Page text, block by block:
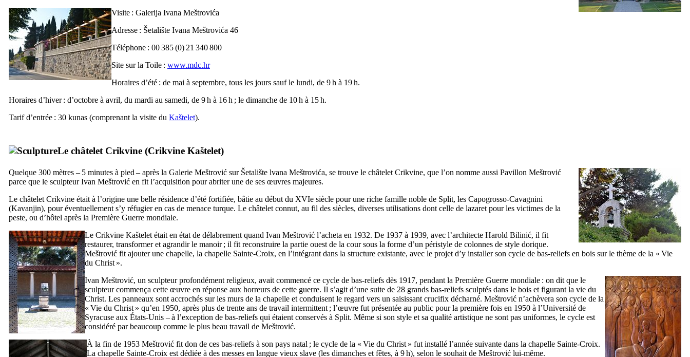
Visite : Galerija Ivana Meštrovića
Adresse : Šetalište Ivana Meštrovića 46
Téléphone : 00 385 (0) 21 340 800
Site sur la Toile : www.mdc.hr
Horaires d’été : de mai à septembre, tous les jours sauf le lundi, de 9 h à 19 h.
Horaires d’hiver : d’octobre à avril, du mardi au samedi, de 9 h à 16 h ; le dimanche de 10 h à 15 h.
Tarif d’entrée : 30 kunas (comprenant la visite du Kaštelet).
Le châtelet Crikvine (Crikvine Kaštelet)
Quelque 300 mètres – 5 minutes à pied – après la Galerie Meštrović sur Šetalište lvana Meštrovića, se trouve le châtelet Crikvine, que l’on nomme aussi Pavillon Meštrović
parce que le sculpteurIvan Meštrović en fit l’acquisition pour abriter une de ses œuvres majeures.
Le châtelet Crikvine était à l’origine une belle résidence d’été fortifiée, bâtie au début du XVIe siècle pour une riche famille noble de Split, les Capogrosso-Cavagnini
(Kavanjin), pour éventuellement s’y réfugier en cas de menace turque. Le châtelet connut, au fil des siècles, diverses utilisations dont celle de lazaret pour les victimes de la
peste, ou d’hôtel après la Première Guerre mondiale.
Le Crikvine Kaštelet était en état de délabrement quand Ivan Meštrović l’acheta en 1932. De 1937 à 1939, avec l’architecte Harold Bilinić, il fit
restaurer, transformer et agrandir le manoir ; il fit reconstruire la partie ouest de la cour sous la forme d’un péristyle de colonnes de style dorique.
Meštrović fit ajouter une chapelle, la chapelle Sainte-Croix, en l’intégrant dans la structure existante, avec le projet d’y installer son cycle de bas-reliefs en bois sur le thème de la « Vie
du Christ ».
Ivan Meštrović, un sculpteur profondément religieux, avait commencé ce cycle de bas-reliefs dès 1917, pendant la Première Guerre mondiale : on dit que le
sculpteur commença cette œuvre en réponse aux horreurs de cette guerre. Il s’agit d’une suite de 28 grands bas-reliefs sculptés dans le bois et figurant la vie du
Christ. Les panneaux sont accrochés sur les murs de la chapelle et conduisent le regard vers un saisissant crucifix décharné. Meštrović n’achèvera son cycle de la
« Vie du Christ » qu’en 1950, après plus de trente ans de travail intermittent ; l’œuvre fut présentée au public pour la première fois en 1950 à l’Université de
Syracuse aux États-Unis – à l’exception de bas-reliefs qui étaient conservés à Split. Même si son style et sa qualité artistique ne sont pas uniformes, le cycle est
considéré par beaucoup comme le plus beau travail de Meštrović.
À la fin de 1953 Meštrović fit don de ces bas-reliefs à son pays natal ; le cycle de la « Vie du Christ » fut installé l’année suivante dans la chapelle Sainte-Croix.
La chapelle Sainte-Croix est dédiée à des messes en langue vieux slave (les dimanches et fêtes, à 9 h), selon le souhait de Meštrović lui-même.